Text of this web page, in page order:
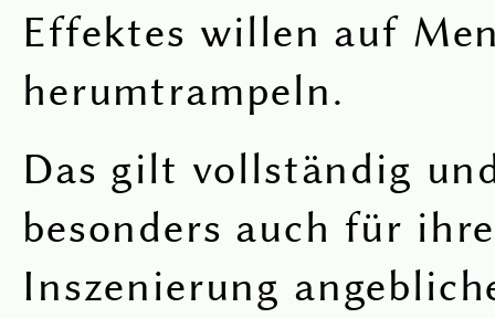
Effektes willen auf
herumtrampeln.
Das gilt vollständig
besonders auch für ihre
Inszenierung